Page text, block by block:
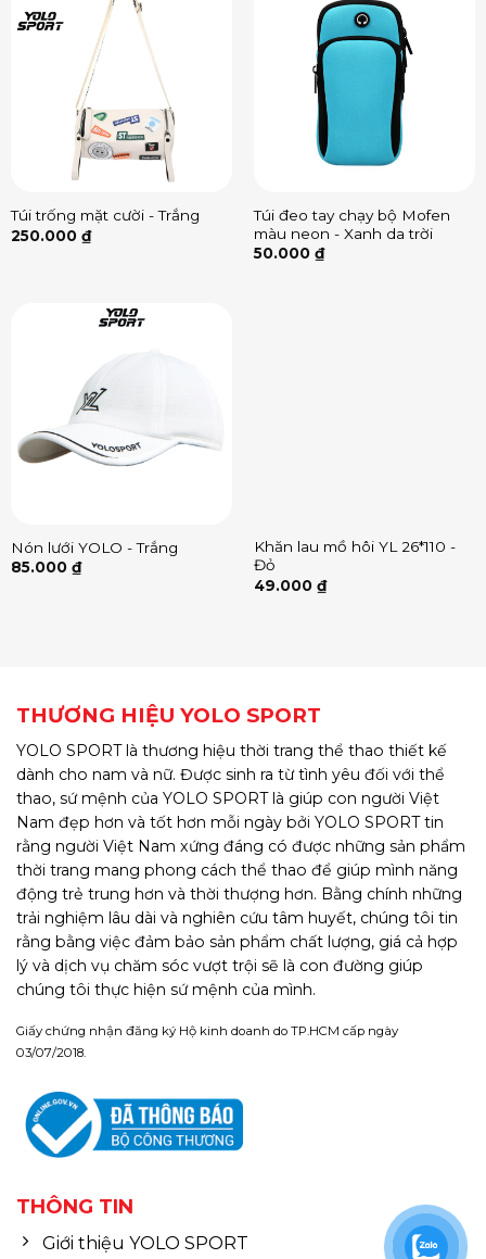
Túi trống mặt cười - Trắng
250.000 ₫
Túi đeo tay chạy bộ Mofen
màu neon - Xanh da trời
50.000 ₫
Nón lưới YOLO - Trắng
85.000 ₫
Khăn lau mồ hôi YL 26*110 -
Đỏ
49.000 ₫
THƯƠNG HIỆU YOLO SPORT
YOLO SPORT là thương hiệu thời trang thể thao thiết kế
dành cho nam và nữ. Được sinh ra từ tình yêu đối với thể
thao, sứ mệnh của YOLO SPORT là giúp con người Việt
Nam đẹp hơn và tốt hơn mỗi ngày bởi YOLO SPORT tin
rằng người Việt Nam xứng đáng có được những sản phẩm
thời trang mang phong cách thể thao để giúp mình năng
động trẻ trung hơn và thời thượng hơn. Bằng chính những
trải nghiệm lâu dài và nghiên cứu tâm huyết, chúng tôi tin
rằng bằng việc đảm bảo sản phẩm chất lượng, giá cả hợp
lý và dịch vụ chăm sóc vượt trội sẽ là con đường giúp
chúng tôi thực hiện sứ mệnh của mình.
Giấy chứng nhận đăng ký Hộ kinh doanh do TP.HCM cấp ngày
03/07/2018.
THÔNG TIN
Giới thiệu YOLO SPORT